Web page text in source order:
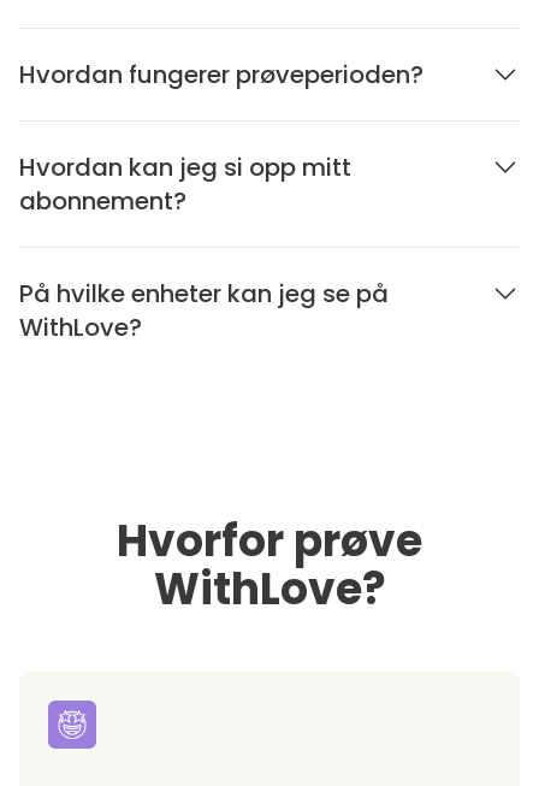
Hvordan fungerer prøveperioden?
Hvordan kan jeg si opp mitt
abonnement?
På hvilke enheter kan jeg se på
WithLove?
Hvorfor prøve
WithLove?